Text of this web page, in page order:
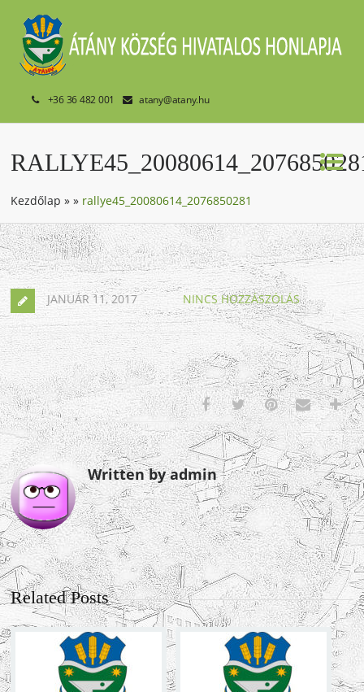
+36 36 482 001 atany@atany.hu
Kezdőlap »» rallye45_20080614_2076850281
JANUÁR 11, 2017 NINCS HOZZÁSZÓLÁS
Written by admin
Related Posts